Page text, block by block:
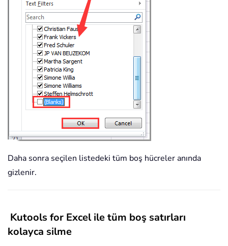
Daha sonra seçilen listedeki tüm boş hücreler anında
gizlenir.
Kutools for Excel ile tüm boş satırları
kolayca silme